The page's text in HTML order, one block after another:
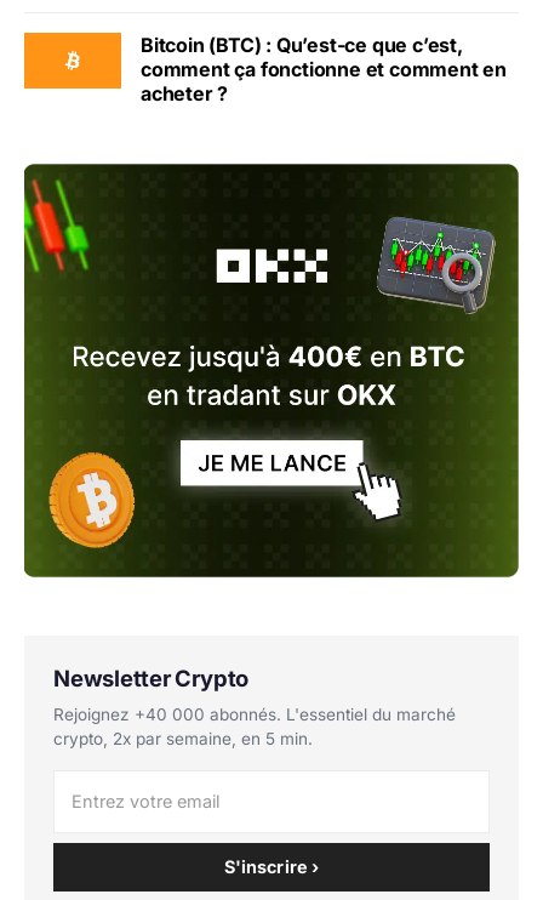
Bitcoin (BTC) : Qu’est-ce que c’est,
comment ça fonctionne et comment en
acheter ?
Newsletter Crypto
Rejoignez +40 000 abonnés. L'essentiel du marché
crypto, 2x par semaine, en 5 min.
S'inscrire ›